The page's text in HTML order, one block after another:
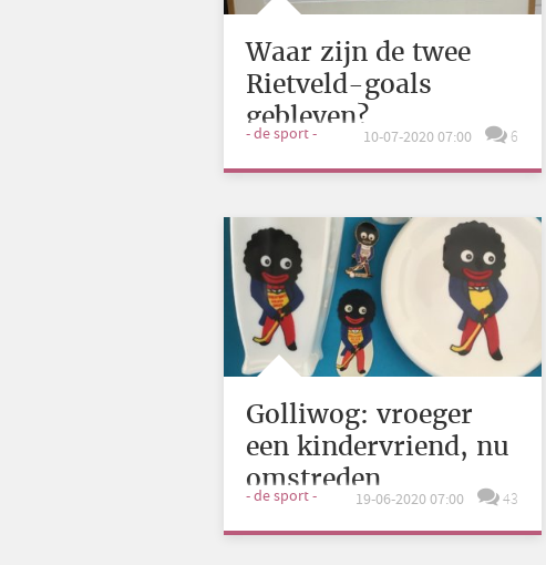
Waar zijn de twee
Rietveld-goals
gebleven?
- de sport - 10-07-2020 07:00 6
Golliwog: vroeger
een kindervriend, nu
omstreden
- de sport - 19-06-2020 07:00 43